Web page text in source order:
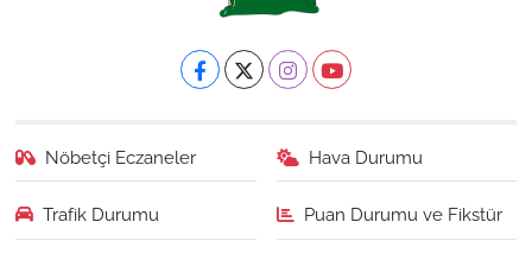
Nöbetçi Eczaneler Hava Durumu
Trafik Durumu Puan Durumu ve Fikstür